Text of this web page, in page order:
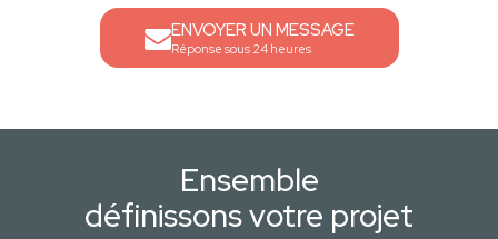
ENVOYER UN MESSAGE
Réponse sous 24 heures
Ensemble
définissons votre projet